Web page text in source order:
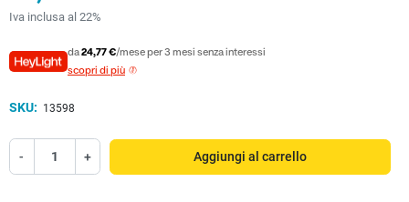
Iva inclusa al 22%
da24,77 €/mese per 3 mesi senza interessi
scopri di più
SKU: 13598
- + Aggiungi al carrello